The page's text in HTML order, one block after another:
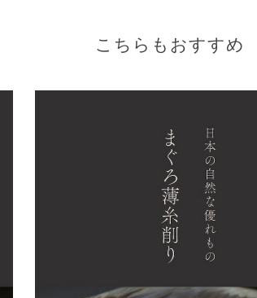
こちらもおすすめ